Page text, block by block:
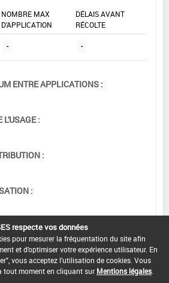
NOMBRE MAX
D'APPLICATION
DÉLAIS AVANT
RÉCOLTE
- -
ENTRE APPLICATIONS :
L'USAGE :
:
:
respecte vos données
pour mesurer la fréquentation du site afin
et d'optimiser votre expérience utilisateur. En
vous acceptez l'utilisation de cookies. Vous
tout moment en cliquant sur Mentions légales